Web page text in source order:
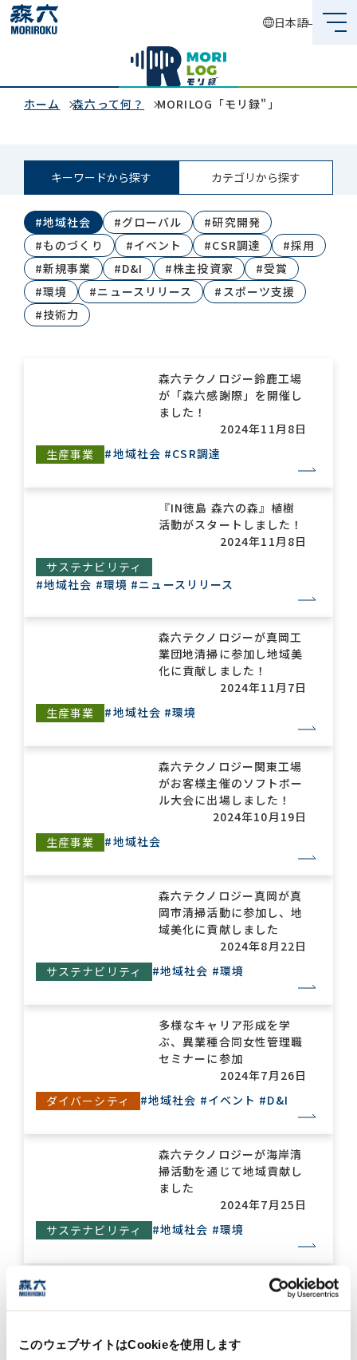
このウェブサイトはCookieを使用します
日本語
企業情報
サステナビリティ
投資家情報
採用情報
#会社概要
#森六って何？
#ダイバーシティ＆インクルージョン
#統合報告書
ホーム 森六って何？ MORILOG「モリ録"」
キーワードから探す カテゴリから探す
#地域社会 #グローバル
#研究開発
#ものづくり
#イベント #CSR調達
#採用
#新規事業
#D&I #株主投資家
#受賞
#環境
#ニュースリリース
#スポーツ支援
#技術力
森六テクノロジー鈴鹿工場
が「森六感謝際」を開催し
ました！
2024年11月8日
生産事業
#地域社会 #CSR調達
『IN徳島 森六の森』植樹
活動がスタートしました！
2024年11月8日
サステナビリティ
#地域社会 #環境 #ニュースリリース
森六テクノロジーが真岡工
業団地清掃に参加し地域美
化に貢献しました！
2024年11月7日
生産事業
#地域社会 #環境
森六テクノロジー関東工場
がお客様主催のソフトボー
ル大会に出場しました！
2024年10月19日
生産事業
#地域社会
森六テクノロジー真岡が真
岡市清掃活動に参加し、地
域美化に貢献しました
2024年8月22日
サステナビリティ
#地域社会 #環境
多様なキャリア形成を学
ぶ、異業種合同女性管理職
セミナーに参加
2024年7月26日
ダイバーシティ
#地域社会 #イベント #D&I
森六テクノロジーが海岸清
掃活動を通じて地域貢献し
ました
2024年7月25日
サステナビリティ
#地域社会 #環境
森六テクノロジー関東工場
が周辺歩道の除草清掃活動